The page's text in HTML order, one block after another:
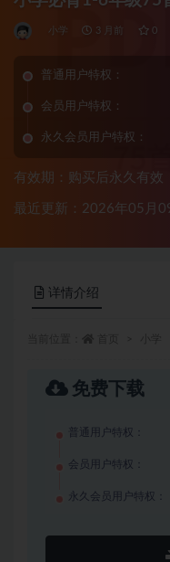
小学 3 月前 0
普通用户特权：
会员用户特权：
永久会员用户特权：
有效期：购买后永久有效
最近更新：2026年05月
详情介绍
免费下载
普通用户特权：
会员用户特权：
永久会员用户特权：